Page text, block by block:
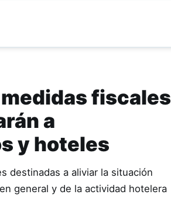
fiscales
a
y hoteles
destinadas a aliviar la situación
general y de la actividad hotelera